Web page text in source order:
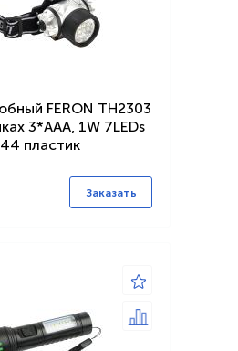
FERON TH2303
3*AAA, 1W 7LEDs
пластик
Заказать